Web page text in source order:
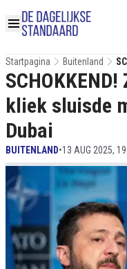
Startpagina Buitenland
kliek sluisde
Dubai
BUITENLAND•13 AUG 2025,